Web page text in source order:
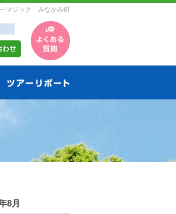
マジック みなかみ町
8月